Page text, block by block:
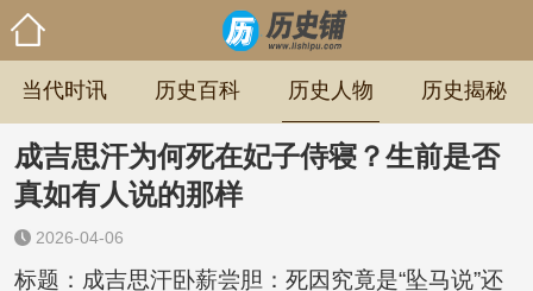
当代时讯 历史百科 历史人物 历史揭秘
成吉思汗为何死在妃子侍寝？生前是否
真如有人说的那样
2026-04-06
标题：成吉思汗卧薪尝胆：死因究竟是“坠马说”还